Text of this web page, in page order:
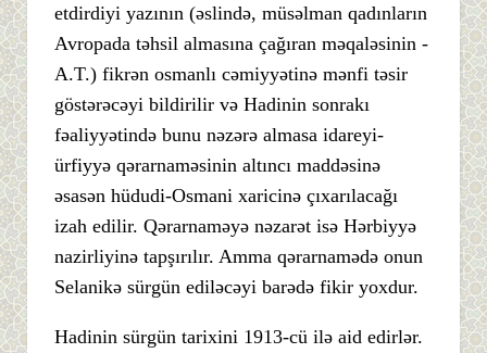
etdirdiyi yazının (əslində, müsəlman qadınların
Avropada təhsil almasına çağıran məqaləsinin -
A.T.) fikrən osmanlı cəmiyyətinə mənfi təsir
göstərəcəyi bildirilir və Hadinin sonrakı
fəaliyyətində bunu nəzərə almasa idareyi-
ürfiyyə qərarnaməsinin altıncı maddəsinə
əsasən hüdudi-Osmani xaricinə çıxarılacağı
izah edilir. Qərarnaməyə nəzarət isə Hərbiyyə
nazirliyinə tapşırılır. Amma qərarnamədə onun
Selanikə sürgün ediləcəyi barədə fikir yoxdur.
Hadinin sürgün tarixini 1913-cü ilə aid edirlər.